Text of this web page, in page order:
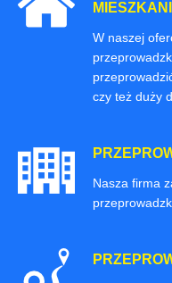
W naszej
czy też duży
Nasza firma